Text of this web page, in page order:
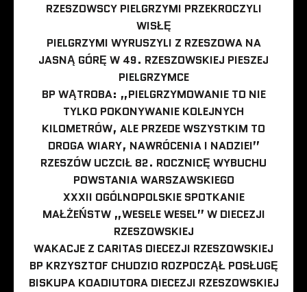
RZESZOWSCY PIELGRZYMI PRZEKROCZYLI
WISŁĘ
PIELGRZYMI WYRUSZYLI Z RZESZOWA NA
JASNĄ GÓRĘ W 49. RZESZOWSKIEJ PIESZEJ
PIELGRZYMCE
BP WĄTROBA: „PIELGRZYMOWANIE TO NIE
TYLKO POKONYWANIE KOLEJNYCH
KILOMETRÓW, ALE PRZEDE WSZYSTKIM TO
DROGA WIARY, NAWRÓCENIA I NADZIEI”
RZESZÓW UCZCIŁ 82. ROCZNICĘ WYBUCHU
POWSTANIA WARSZAWSKIEGO
XXXII OGÓLNOPOLSKIE SPOTKANIE
MAŁŻEŃSTW „WESELE WESEL” W DIECEZJI
RZESZOWSKIEJ
WAKACJE Z CARITAS DIECEZJI RZESZOWSKIEJ
BP KRZYSZTOF CHUDZIO ROZPOCZĄŁ POSŁUGĘ
BISKUPA KOADIUTORA DIECEZJI RZESZOWSKIEJ